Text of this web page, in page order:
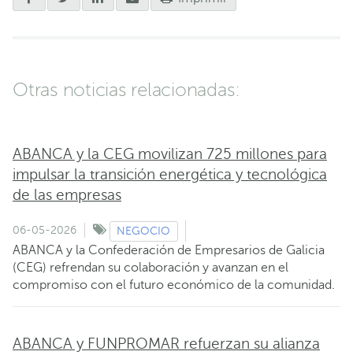
Otras noticias relacionadas:
ABANCA y la CEG movilizan 725 millones para
impulsar la transición energética y tecnológica
de las empresas
06-05-2026 NEGOCIO
ABANCA y la Confederación de Empresarios de Galicia
(CEG) refrendan su colaboración y avanzan en el
compromiso con el futuro económico de la comunidad.
ABANCA y FUNPROMAR refuerzan su alianza